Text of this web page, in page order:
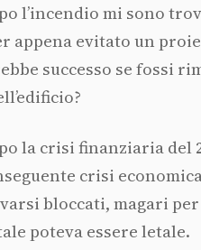
l’incendio mi sono
appena evitato un
successo se fossi
la crisi finanziaria del
crisi
bloccati, magari
poteva essere letale.